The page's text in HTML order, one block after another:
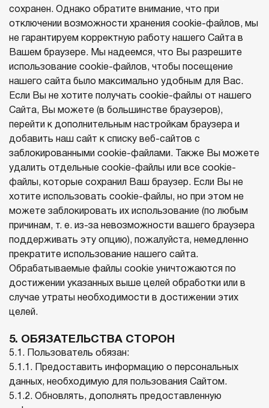
сохранен. Однако обратите внимание, что при
отключении возможности хранения cookie-файлов, мы
не гарантируем корректную работу нашего Сайта в
Вашем браузере. Мы надеемся, что Вы разрешите
использование cookie-файлов, чтобы посещение
нашего сайта было максимально удобным для Вас.
Если Вы не хотите получать cookie-файлы от нашего
Сайта, Вы можете (в большинстве браузеров),
перейти к дополнительным настройкам браузера и
добавить наш сайт к списку веб-сайтов с
заблокированными cookie-файлами. Также Вы можете
удалить отдельные cookie-файлы или все cookie-
файлы, которые сохранил Ваш браузер. Если Вы не
хотите использовать cookie-файлы, но при этом не
можете заблокировать их использование (по любым
причинам, т. е. из-за невозможности вашего браузера
поддерживать эту опцию), пожалуйста, немедленно
прекратите использование нашего сайта.
Обрабатываемые файлы cookie уничтожаются по
достижении указанных выше целей обработки или в
случае утраты необходимости в достижении этих
целей.
5. ОБЯЗАТЕЛЬСТВА СТОРОН
5.1. Пользователь обязан:
5.1.1. Предоставить информацию о персональных
данных, необходимую для пользования Сайтом.
5.1.2. Обновлять, дополнять предоставленную